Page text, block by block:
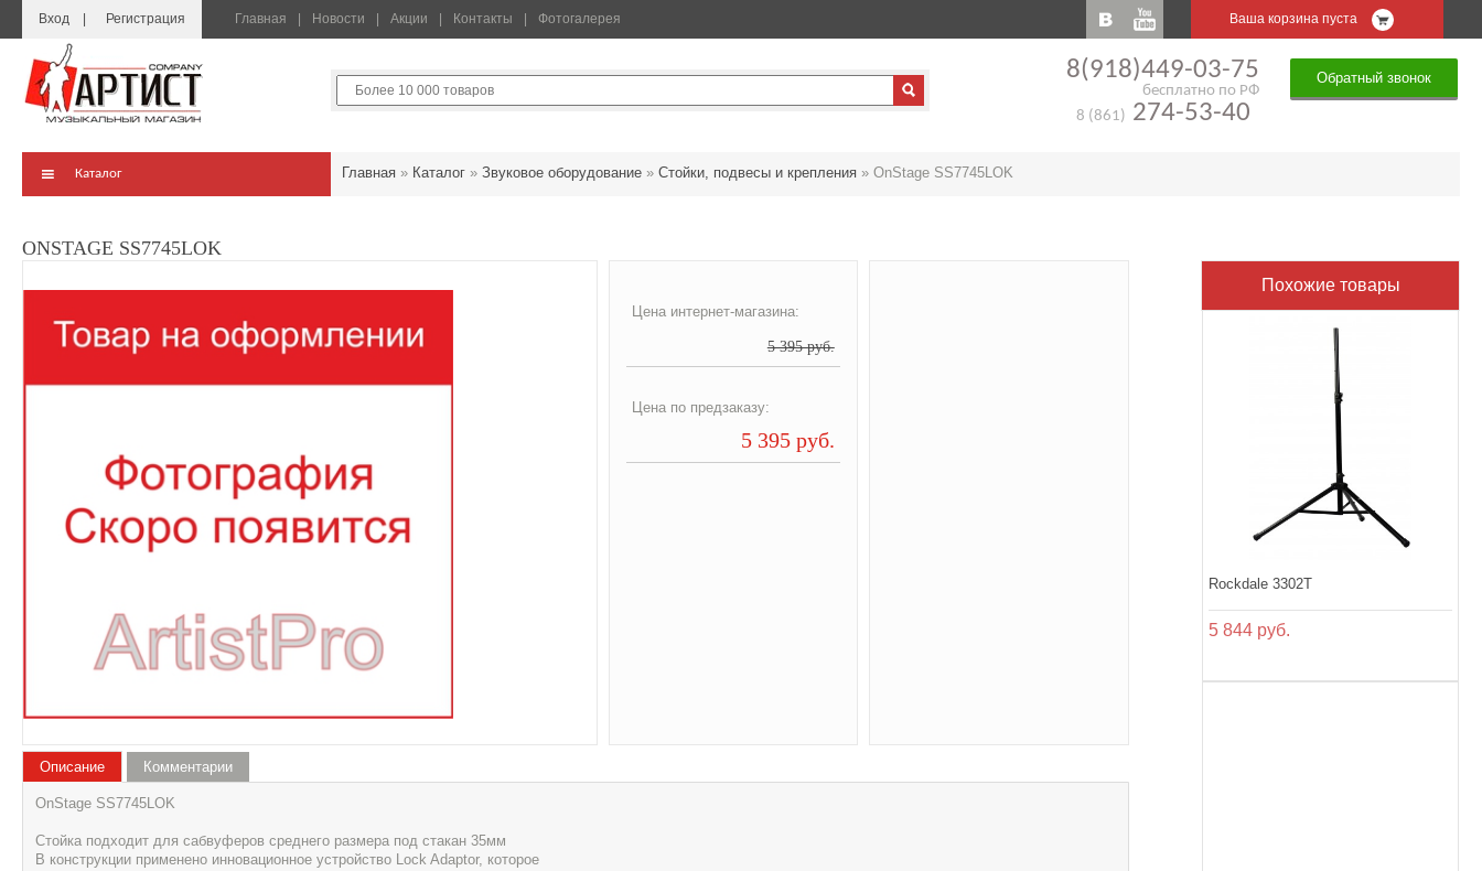
Вход Регистрация Главная Новости Акции Контакты Фотогалерея Ваша корзина пуста
8(918)449-03-75
бесплатно по РФ
8 (861) 274-53-40
Обратный звонок
Каталог Главная » Каталог » Звуковое оборудование » Стойки, подвесы и крепления » OnStage SS7745LOK
ONSTAGE SS7745LOK
Цена интернет-магазина:
5 395 руб.
Цена по предзаказу:
5 395 руб.
Похожие товары
Rockdale 3302T
5 844 руб.
Описание
OnStage SS7745LOK
Стойка подходит для сабвуферов среднего размера под стакан 35мм
В конструкции применено инновационное устройство Lock Adaptor, которое
Комментарии